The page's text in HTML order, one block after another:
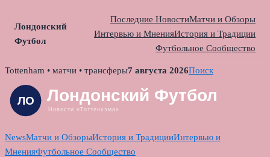
Лондонский
Футбол
Последние НовостиМатчи и Обзоры
Интервью и МненияИстория и Традиции
Футбольное Сообщество
Skip
content
Tottenham • матчи • трансферы7 августа 2026Поиск
NewsМатчи и ОбзорыИстория и ТрадицииИнтервью и
МненияФутбольное Сообщество